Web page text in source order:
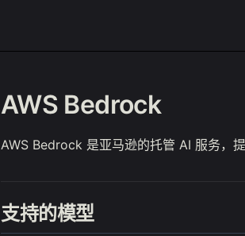
AWS Bedrock
AWS Bedrock 是亚马逊的托管 AI 服务，
支持的模型